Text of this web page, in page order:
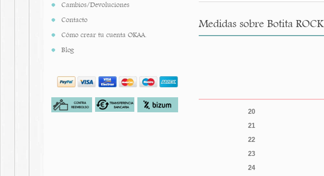
Cambios/Devoluciones
Contacto
Cómo crear tu cuenta OKAA.
Blog
Medidas sobre Botita
20
21
22
23
24